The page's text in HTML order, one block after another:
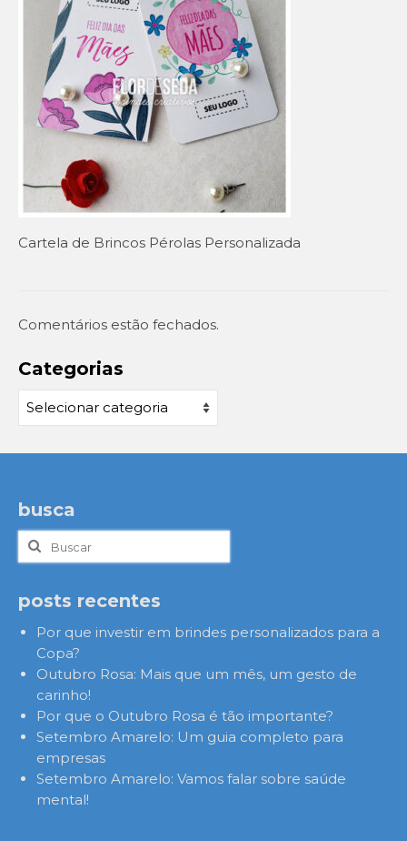
Setembro Amarelo
Outubro Rosa
Novembro Azul
Outras campanhas de prevenção
Copa do mundo 2026
Festa Caipira
QUEM SOMOS
EM DESTAQUE
Cartela de Brincos Pérolas Personalizada
Comentários estão fechados.
Categorias
Categorias
busca
Buscar
por:
posts recentes
Por que investir em brindes personalizados para a
Copa?
Outubro Rosa: Mais que um mês, um gesto de
carinho!
Por que o Outubro Rosa é tão importante?
Setembro Amarelo: Um guia completo para
empresas
Setembro Amarelo: Vamos falar sobre saúde
mental!